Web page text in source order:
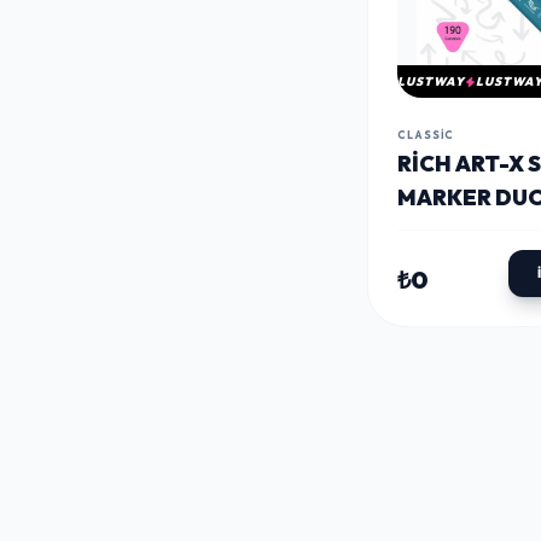
LUSTWAY
CLASSIC
RICH ART-X
MARKER
KALEM 190
CARNATION
₺0